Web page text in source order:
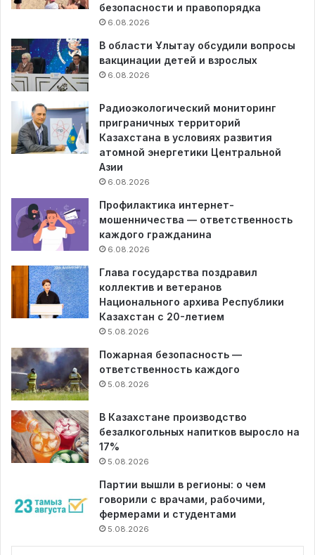
безопасности и правопорядка
6.08.2026
В области Ұлытау обсудили вопросы
вакцинации детей и взрослых
6.08.2026
Радиоэкологический мониторинг
приграничных территорий
Казахстана в условиях развития
атомной энергетики Центральной
Азии
6.08.2026
Профилактика интернет-
мошенничества — ответственность
каждого гражданина
6.08.2026
Глава государства поздравил
коллектив и ветеранов
Национального архива Республики
Казахстан с 20-летием
5.08.2026
Пожарная безопасность —
ответственность каждого
5.08.2026
В Казахстане производство
безалкогольных напитков выросло на
17%
5.08.2026
Партии вышли в регионы: о чем
говорили с врачами, рабочими,
фермерами и студентами
5.08.2026